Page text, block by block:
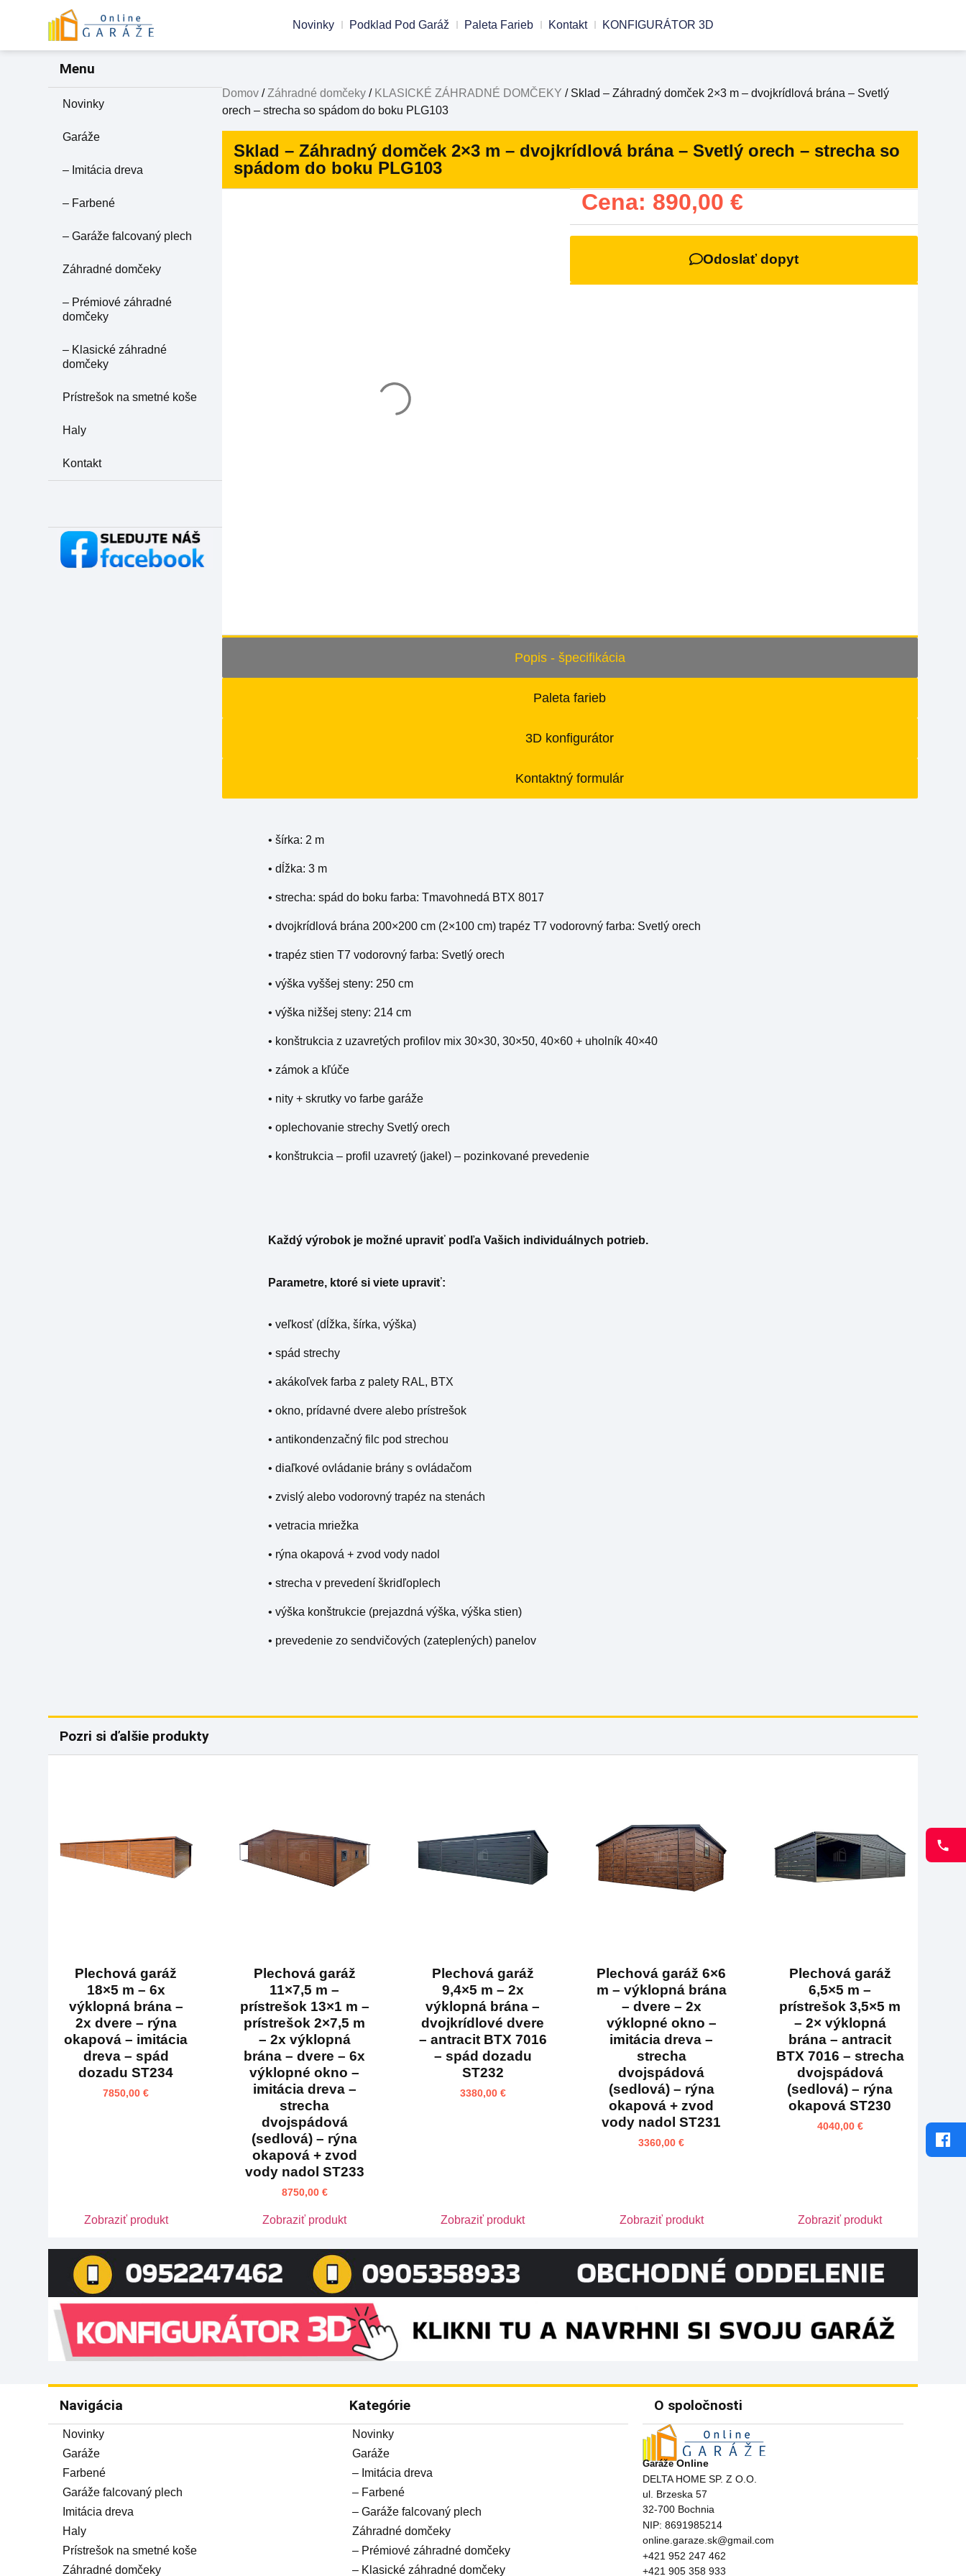
Novinky Podklad Pod Garáž Paleta Farieb Kontakt KONFIGURÁTOR 3D
Menu
Novinky
Garáže
– Imitácia dreva
– Farbené
– Garáže falcovaný plech
Záhradné domčeky
– Prémiové záhradné
domčeky
– Klasické záhradné
domčeky
Prístrešok na smetné koše
Haly
Kontakt
Domov /Záhradné domčeky / KLASICKÉ ZÁHRADNÉ DOMČEKY / Sklad – Záhradný domček 2×3 m – dvojkrídlová brána – Svetlý
orech – strecha so spádom do boku PLG103
Sklad – Záhradný domček 2×3 m – dvojkrídlová brána – Svetlý orech – strecha so
spádom do boku PLG103
Cena: 890,00 €
Odoslať dopyt
Popis - špecifikácia
Paleta farieb
3D konfigurátor
Kontaktný formulár
• šírka: 2 m
• dĺžka: 3 m
• strecha: spád do boku farba: Tmavohnedá BTX 8017
• dvojkrídlová brána 200×200 cm (2×100 cm) trapéz T7 vodorovný farba: Svetlý orech
• trapéz stien T7 vodorovný farba: Svetlý orech
• výška vyššej steny: 250 cm
• výška nižšej steny: 214 cm
• konštrukcia z uzavretých profilov mix 30×30, 30×50, 40×60 + uholník 40×40
• zámok a kľúče
• nity + skrutky vo farbe garáže
• oplechovanie strechy Svetlý orech
• konštrukcia – profil uzavretý (jakel) – pozinkované prevedenie
Každý výrobok je možné upraviť podľa Vašich individuálnych potrieb.
Parametre, ktoré si viete upraviť:
• veľkosť (dĺžka, šírka, výška)
• spád strechy
• akákoľvek farba z palety RAL, BTX
• okno, prídavné dvere alebo prístrešok
• antikondenzačný filc pod strechou
• diaľkové ovládanie brány s ovládačom
• zvislý alebo vodorovný trapéz na stenách
• vetracia mriežka
• rýna okapová + zvod vody nadol
• strecha v prevedení škridľoplech
• výška konštrukcie (prejazdná výška, výška stien)
• prevedenie zo sendvičových (zateplených) panelov
Pozri si ďalšie produkty
Plechová garáž
18×5 m – 6x
výklopná brána –
2x dvere – rýna
okapová – imitácia
dreva – spád
dozadu ST234
7850,00€
Zobraziť produkt
Plechová garáž
11×7,5 m –
prístrešok 13×1 m –
prístrešok 2×7,5 m
– 2x výklopná
brána – dvere – 6x
výklopné okno –
imitácia dreva –
strecha
dvojspádová
(sedlová) – rýna
okapová + zvod
vody nadol ST233
8750,00 €
Zobraziť produkt
Plechová garáž
9,4×5 m – 2x
výklopná brána –
dvojkrídlové dvere
– antracit BTX 7016
– spád dozadu
ST232
3380,00 €
Zobraziť produkt
Plechová garáž 6×6
m – výklopná brána
– dvere – 2x
výklopné okno –
imitácia dreva –
strecha
dvojspádová
(sedlová) – rýna
okapová + zvod
vody nadol ST231
3360,00€
Zobraziť produkt
Plechová garáž
6,5×5 m –
prístrešok 3,5×5 m
– 2× výklopná
brána – antracit
BTX 7016 – strecha
dvojspádová
(sedlová) – rýna
okapová ST230
4040,00 €
Zobraziť produkt
Navigácia
Novinky
Garáže
Farbené
Garáže falcovaný plech
Imitácia dreva
Haly
Prístrešok na smetné koše
Záhradné domčeky
Kategórie
Novinky
Garáže
– Imitácia dreva
– Farbené
– Garáže falcovaný plech
Záhradné domčeky
– Prémiové záhradné domčeky
– Klasické záhradné domčeky
O spoločnosti
GarážeOnline
DELTA HOME SP. Z O.O.
ul. Brzeska 57
32-700 Bochnia
NIP: 8691985214
online.garaze.sk@gmail.com
+421 952 247 462
+421 905 358 933